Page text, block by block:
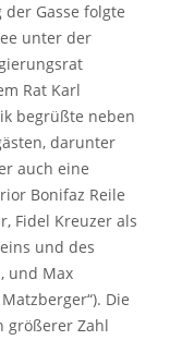
Gasse folgte
unter der
Rat Karl
begrüßte neben
darunter
auch eine
Bonifaz Reile
Fidel Kreuzer als
und des
und Max
Die
größerer Zahl